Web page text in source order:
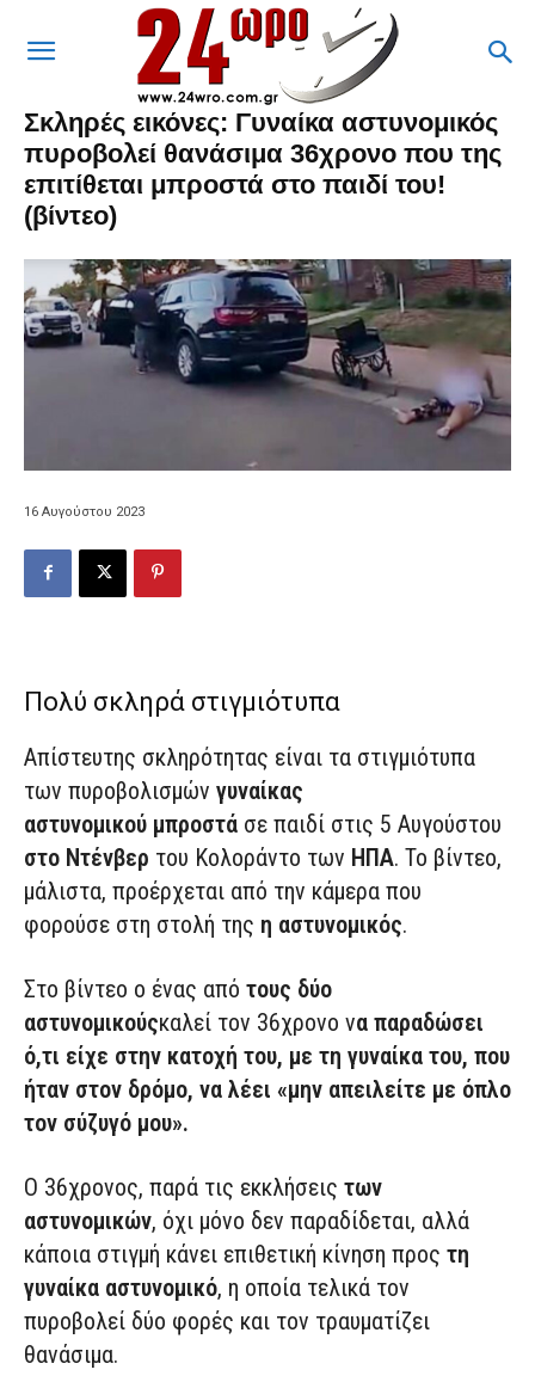
Σκληρές εικόνες: Γυναίκα αστυνομικός
πυροβολεί θανάσιμα 36χρονο που της
επιτίθεται μπροστά στο παιδί του!
(βίντεο)
16 Αυγούστου 2023
Πολύ σκληρά στιγμιότυπα
Απίστευτης σκληρότητας είναι τα στιγμιότυπα
των πυροβολισμών γυναίκας
αστυνομικού μπροστά σε παιδί στις 5 Αυγούστου
στο Ντένβερ του Κολοράντο των ΗΠΑ. Το βίντεο,
μάλιστα, προέρχεται από την κάμερα που
φορούσε στη στολή της η αστυνομικός.
Στο βίντεο ο ένας από τους δύο
αστυνομικούςκαλεί τον 36χρονο να παραδώσει
ό,τι είχε στην κατοχή του, με τη γυναίκα του, που
ήταν στον δρόμο, να λέει «μην απειλείτε με όπλο
τον σύζυγό μου».
Ο 36χρονος, παρά τις εκκλήσεις των
αστυνομικών, όχι μόνο δεν παραδίδεται, αλλά
κάποια στιγμή κάνει επιθετική κίνηση προς τη
γυναίκα αστυνομικό, η οποία τελικά τον
πυροβολεί δύο φορές και τον τραυματίζει
θανάσιμα.